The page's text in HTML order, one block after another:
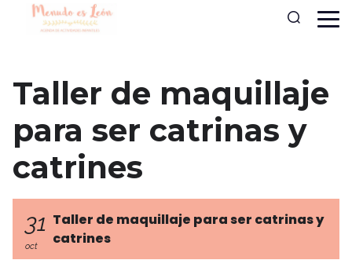
Taller de maquillaje
para ser catrinas y
catrines
31
oct
Taller de maquillaje para ser catrinas y
catrines